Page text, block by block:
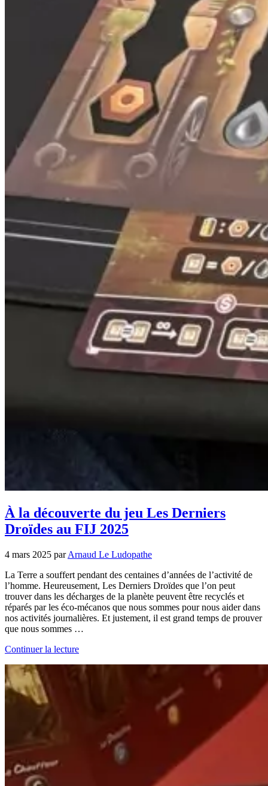
À la découverte du jeu Les Derniers
Droïdes au FIJ 2025
4 mars 2025 parArnaud Le Ludopathe
La Terre a souffert pendant des centaines d’années de l’activité de
l’homme. Heureusement, Les Derniers Droïdes que l’on peut
trouver dans les décharges de la planète peuvent être recyclés et
réparés par les éco-mécanos que nous sommes pour nous aider dans
nos activités journalières. Et justement, il est grand temps de prouver
que nous sommes …
Continuer la lecture